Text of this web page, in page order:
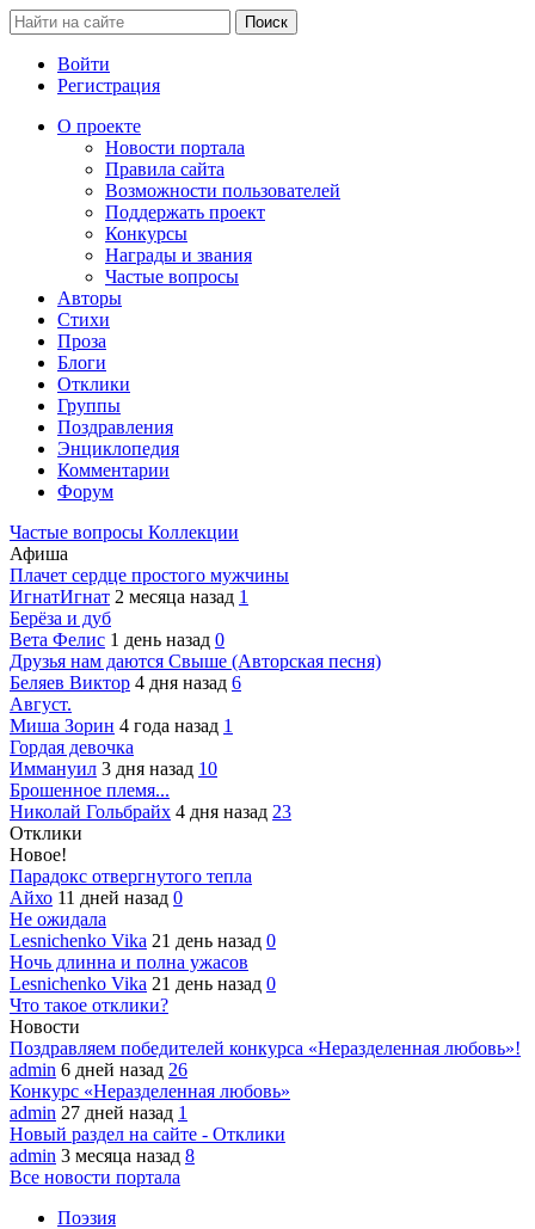
Войти
Регистрация
О проекте
Новости портала
Правила сайта
Возможности пользователей
Поддержать проект
Конкурсы
Награды и звания
Частые вопросы
Авторы
Стихи
Проза
Блоги
Отклики
Группы
Поздравления
Энциклопедия
Комментарии
Форум
Частые вопросы Коллекции
Афиша
Плачет сердце простого мужчины
ИгнатИгнат 2 месяца назад 1
Берёза и дуб
Вета Фелис 1 день назад 0
Друзья нам даются Свыше (Авторская песня)
Беляев Виктор 4 дня назад 6
Август.
Миша Зорин 4 года назад 1
Гордая девочка
Иммануил 3 дня назад 10
Брошенное племя...
Николай Гольбрайх 4 дня назад 23
Отклики
Новое!
Парадокс отвергнутого тепла
Айхо 11 дней назад 0
Не ожидала
Lesnichenko Vika 21 день назад 0
Ночь длинна и полна ужасов
Lesnichenko Vika 21 день назад 0
Что такое отклики?
Новости
Поздравляем победителей конкурса «Неразделенная любовь»!
admin 6 дней назад 26
Конкурс «Неразделенная любовь»
admin 27 дней назад 1
Новый раздел на сайте - Отклики
admin 3 месяца назад 8
Все новости портала
Поэзия